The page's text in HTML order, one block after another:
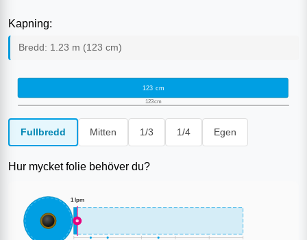
Kapning:
Bredd: 1.23 m (123 cm)
123 cm
123cm
Fullbredd Mitten 1/3 1/4 Egen
Hur mycket folie behöver du?
1 lpm